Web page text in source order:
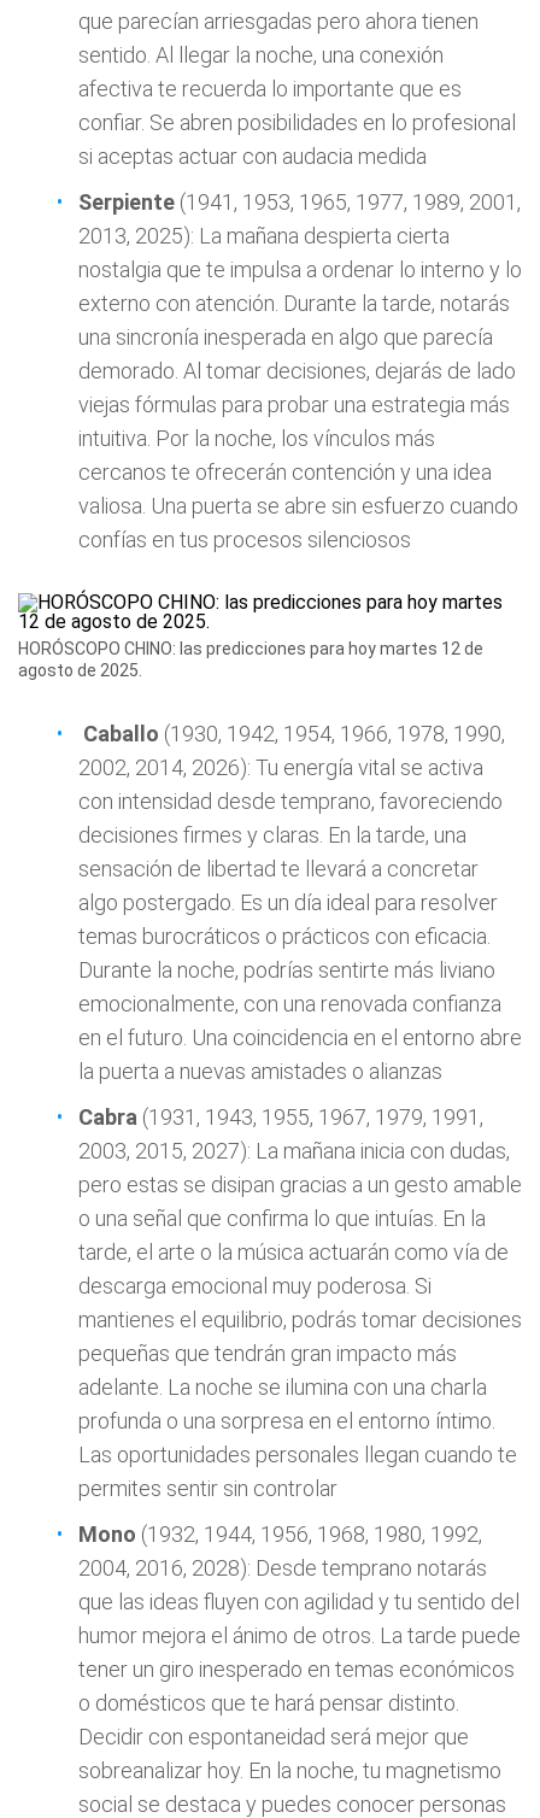
que parecían arriesgadas pero ahora tienen
sentido. Al llegar la noche, una conexión
afectiva te recuerda lo importante que es
confiar. Se abren posibilidades en lo profesional
si aceptas actuar con audacia medida
Serpiente (1941, 1953, 1965, 1977, 1989, 2001,
2013, 2025): La mañana despierta cierta
nostalgia que te impulsa a ordenar lo interno y lo
externo con atención. Durante la tarde, notarás
una sincronía inesperada en algo que parecía
demorado. Al tomar decisiones, dejarás de lado
viejas fórmulas para probar una estrategia más
intuitiva. Por la noche, los vínculos más
cercanos te ofrecerán contención y una idea
valiosa. Una puerta se abre sin esfuerzo cuando
confías en tus procesos silenciosos
HORÓSCOPO CHINO: las predicciones para hoy martes 12 de
agosto de 2025.
Caballo (1930, 1942, 1954, 1966, 1978, 1990,
2002, 2014, 2026): Tu energía vital se activa
con intensidad desde temprano, favoreciendo
decisiones firmes y claras. En la tarde, una
sensación de libertad te llevará a concretar
algo postergado. Es un día ideal para resolver
temas burocráticos o prácticos con eficacia.
Durante la noche, podrías sentirte más liviano
emocionalmente, con una renovada confianza
en el futuro. Una coincidencia en el entorno abre
la puerta a nuevas amistades o alianzas
Cabra (1931, 1943, 1955, 1967, 1979, 1991,
2003, 2015, 2027): La mañana inicia con dudas,
pero estas se disipan gracias a un gesto amable
o una señal que confirma lo que intuías. En la
tarde, el arte o la música actuarán como vía de
descarga emocional muy poderosa. Si
mantienes el equilibrio, podrás tomar decisiones
pequeñas que tendrán gran impacto más
adelante. La noche se ilumina con una charla
profunda o una sorpresa en el entorno íntimo.
Las oportunidades personales llegan cuando te
permites sentir sin controlar
Mono (1932, 1944, 1956, 1968, 1980, 1992,
2004, 2016, 2028): Desde temprano notarás
que las ideas fluyen con agilidad y tu sentido del
humor mejora el ánimo de otros. La tarde puede
tener un giro inesperado en temas económicos
o domésticos que te hará pensar distinto.
Decidir con espontaneidad será mejor que
sobreanalizar hoy. En la noche, tu magnetismo
social se destaca y puedes conocer personas